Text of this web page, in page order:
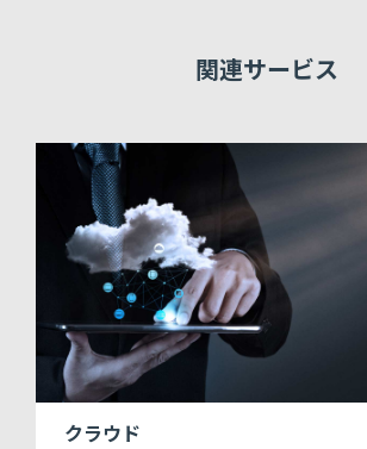
関連サービス
クラウド